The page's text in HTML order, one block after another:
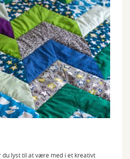
du lyst til at være med i et kreativt